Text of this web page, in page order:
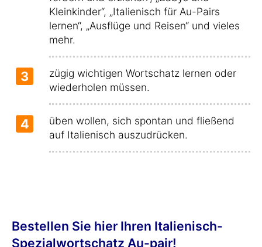
Kleinkinder“, „Italienisch für Au-Pairs
lernen“, „Ausflüge und Reisen“ und vieles
mehr.
3
zügig wichtigen Wortschatz lernen oder
wiederholen müssen.
4
üben wollen, sich spontan und fließend
auf Italienisch auszudrücken.
Bestellen Sie hier Ihren Italienisch-
Spezialwortschatz Au-pair!